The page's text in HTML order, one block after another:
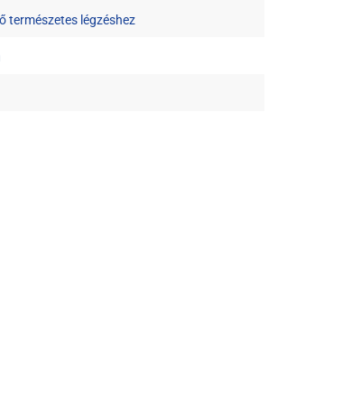
természetes légzéshez